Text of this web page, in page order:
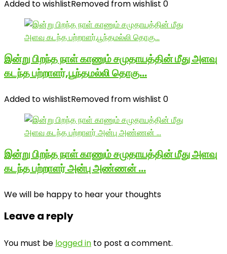
Added to wishlistRemoved from wishlist 0
இன்று பிறந்த நாள் காணும் சமுதாயத்தின் மீது அளவு
கடந்த பற்றாளர்,பூந்தமல்லி தொகு…
Added to wishlistRemoved from wishlist 0
இன்று பிறந்த நாள் காணும் சமுதாயத்தின் மீது அளவு
கடந்த பற்றாளர் அன்பு அண்ணன் …
We will be happy to hear your thoughts
Leave a reply
You must be logged in to post a comment.